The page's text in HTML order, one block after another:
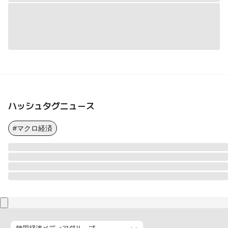
ハッシュタグニュース
#マクロ経済